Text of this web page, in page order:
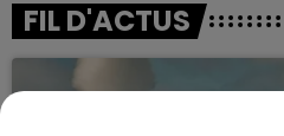
FIL D'ACTUS